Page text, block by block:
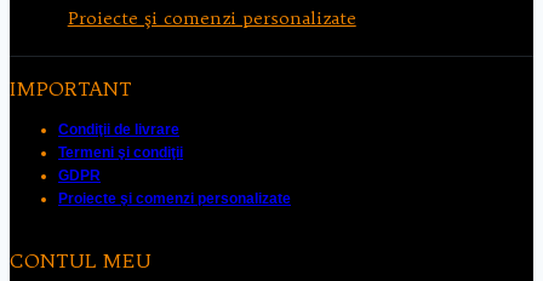
Proiecte şi comenzi personalizate
IMPORTANT
Condiţii de livrare
Termeni şi condiţii
GDPR
Proiecte şi comenzi personalizate
CONTUL MEU